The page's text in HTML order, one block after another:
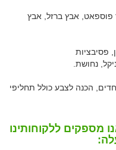
פוספאט, אבץ ברזל, אבץ
פסיבציות
נחושת.
הכנה לצבע כולל תחליפי
מספקים ללקוחותינו